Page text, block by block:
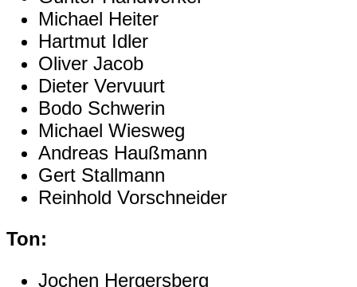
Michael Heiter
Hartmut Idler
Oliver Jacob
Dieter Vervuurt
Bodo Schwerin
Michael Wiesweg
Andreas Haußmann
Gert Stallmann
Reinhold Vorschneider
Ton:
Jochen Hergersberg